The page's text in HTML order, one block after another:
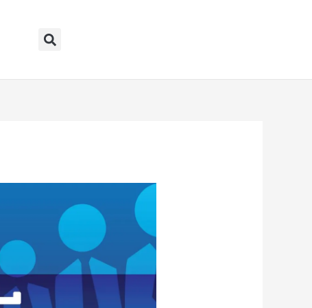
Search